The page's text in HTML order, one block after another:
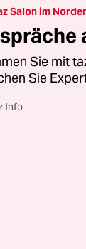
Salon im
Sie mit
Sie
Info